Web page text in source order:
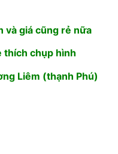
giá cũng rẻ nữa
hình
(thạnh Phú)